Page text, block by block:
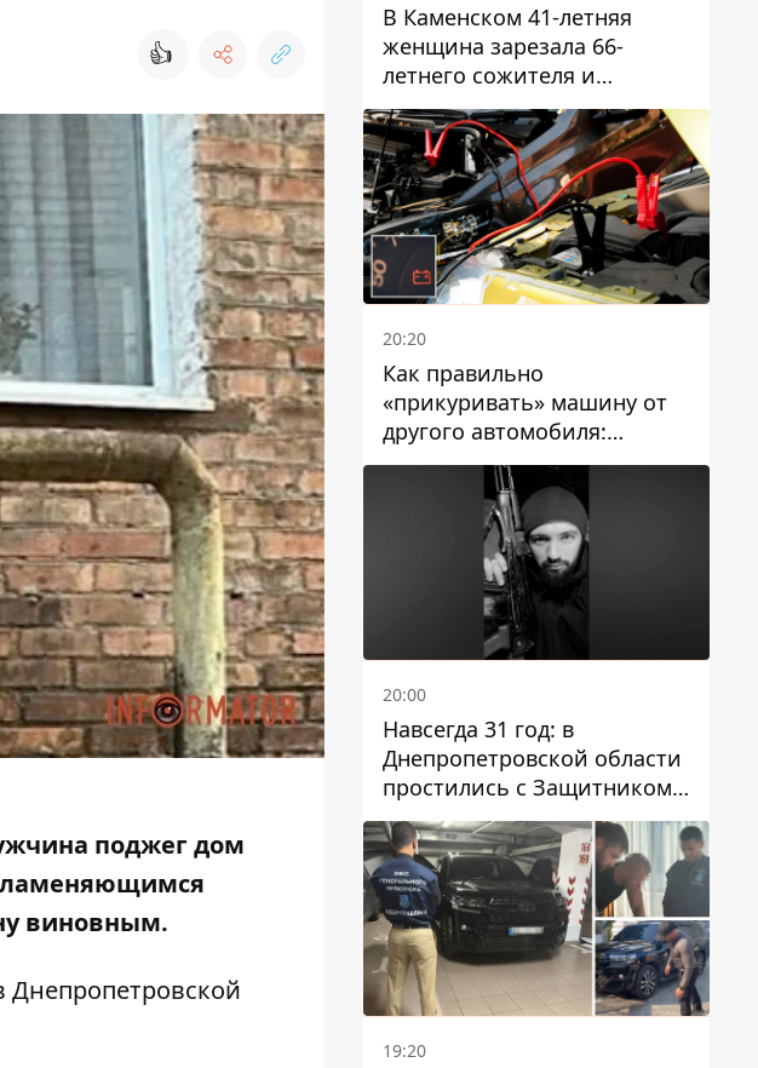
👍
поджег дом
виновным.
Днепропетровской
В Каменском 41-летняя
женщина зарезала 66-
летнего сожителя и
пыталась обмануть
полицейских
20:20
Как правильно
«прикуривать» машину от
другого автомобиля:
инструкция для водителей
20:00
Навсегда 31 год: в
Днепропетровской области
простились с Защитником
Александром Репиным
19:20